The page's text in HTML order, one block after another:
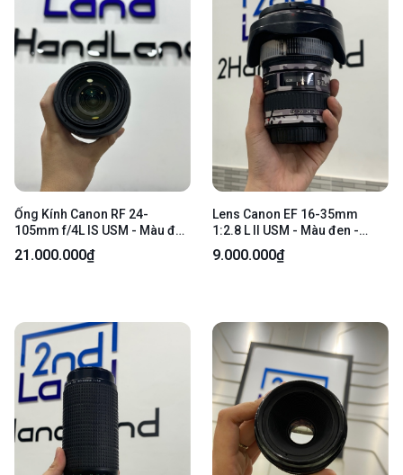
Ống Kính Canon RF 24-
105mm f/4L IS USM - Màu đen
- Ngoại hình 97% - Kèm nắp
chụp
21.000.000₫
Lens Canon EF 16-35mm
1:2.8 L II USM - Màu đen -
Ngoại hình: 98% - Dán skin
camo - Body
9.000.000₫